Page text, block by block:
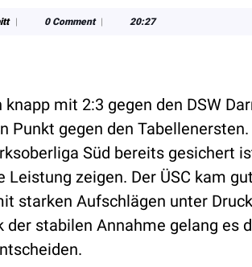
| 0 Comment | 20:27
knapp mit 2:3 gegen den DSW
Punkt gegen den
Süd bereits gesichert
Leistung zeigen. Der ÜSC kam
starken Aufschlägen unter
der stabilen Annahme gelang es